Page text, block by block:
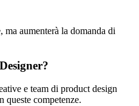
aumenterà la domanda di
e team di product design
queste competenze.